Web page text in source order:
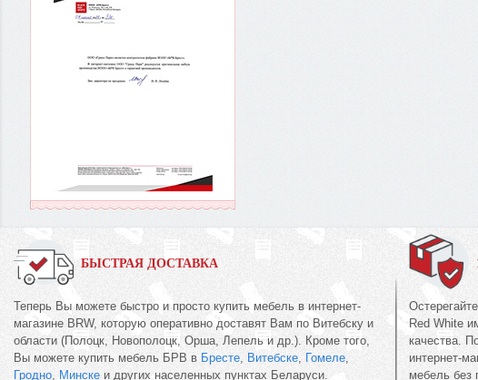
БЫСТРАЯ ДОСТАВКА
Теперь Вы можете быстро и просто купить мебель в интернет-
магазине BRW, которую оперативно доставят Вам по Витебску и
области (Полоцк, Новополоцк, Орша, Лепель и др.). Кроме того,
Вы можете купить мебель БРВ в Бресте, Витебске, Гомеле,
Гродно, Минске и других населенных пунктах Беларуси.
Red White
качества.
интернет-
мебель без